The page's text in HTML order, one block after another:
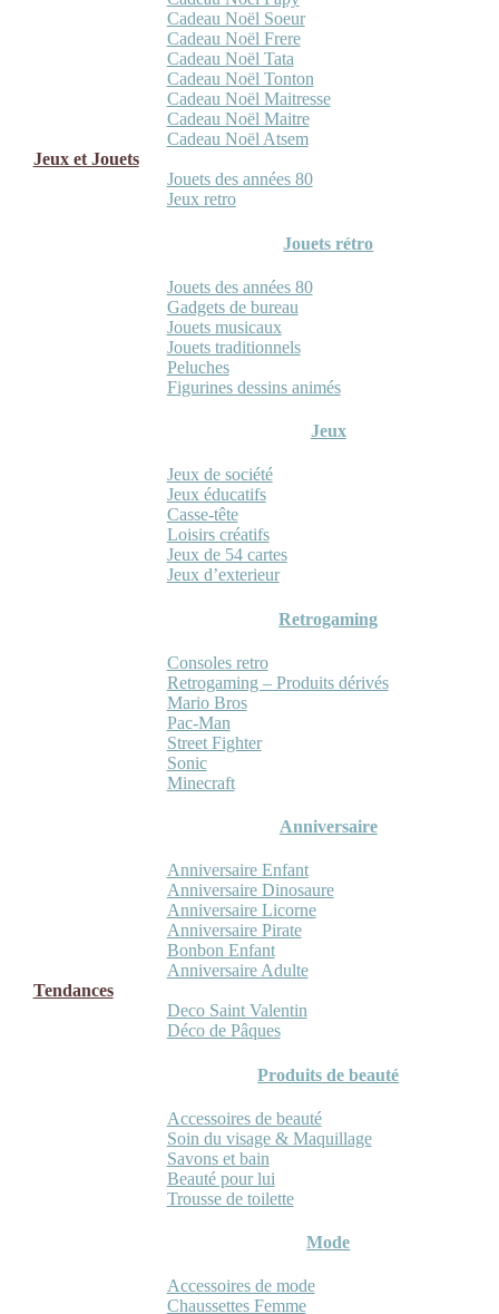
Cadeau Noël Soeur
Cadeau Noël Frere
Cadeau Noël Tata
Cadeau Noël Tonton
Cadeau Noël Maitresse
Cadeau Noël Maitre
Cadeau Noël Atsem
Jeux et Jouets
Jouets des années 80
Jeux retro
Jouets rétro
Jouets des années 80
Gadgets de bureau
Jouets musicaux
Jouets traditionnels
Peluches
Figurines dessins animés
Jeux
Jeux de société
Jeux éducatifs
Casse-tête
Loisirs créatifs
Jeux de 54 cartes
Jeux d’exterieur
Retrogaming
Consoles retro
Retrogaming – Produits dérivés
Mario Bros
Pac-Man
Street Fighter
Sonic
Minecraft
Anniversaire
Anniversaire Enfant
Anniversaire Dinosaure
Anniversaire Licorne
Anniversaire Pirate
Bonbon Enfant
Anniversaire Adulte
Tendances
Deco Saint Valentin
Déco de Pâques
Produits de beauté
Accessoires de beauté
Soin du visage & Maquillage
Savons et bain
Beauté pour lui
Trousse de toilette
Mode
Accessoires de mode
Chaussettes Femme